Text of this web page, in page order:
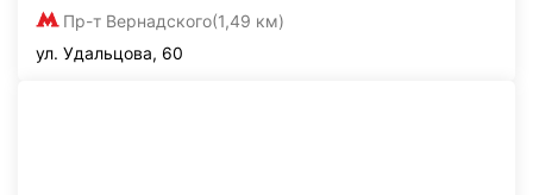
Пр-т Вернадского(1,49 км)
ул. Удальцова, 60